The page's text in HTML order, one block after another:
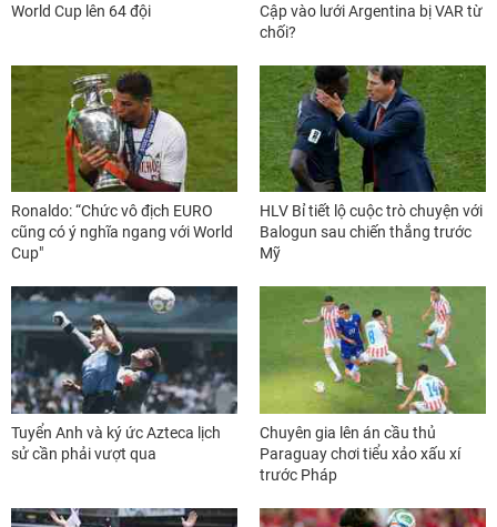
World Cup lên 64 đội
Cập vào lưới Argentina bị VAR từ
chối?
Ronaldo: “Chức vô địch EURO
cũng có ý nghĩa ngang với World
Cup"
HLV Bỉ tiết lộ cuộc trò chuyện với
Balogun sau chiến thắng trước
Mỹ
Tuyển Anh và ký ức Azteca lịch
sử cần phải vượt qua
Chuyên gia lên án cầu thủ
Paraguay chơi tiểu xảo xấu xí
trước Pháp